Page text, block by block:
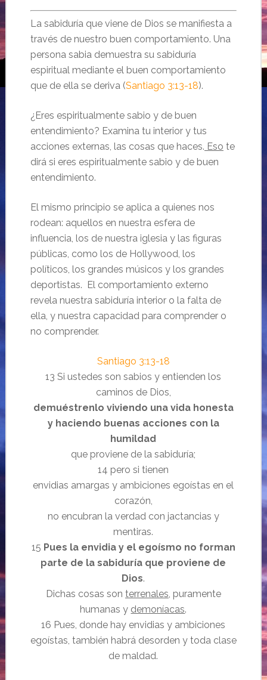
La sabiduría que viene de Dios se manifiesta a
través de nuestro buen comportamiento. Una
persona sabia demuestra su sabiduría
espiritual mediante el buen comportamiento
que de ella se deriva (Santiago 3:13-18).
¿Eres espiritualmente sabio y de buen
entendimiento? Examina tu interior y tus
acciones externas, las cosas que haces. Eso te
dirá si eres espiritualmente sabio y de buen
entendimiento.
El mismo principio se aplica a quienes nos
rodean: aquellos en nuestra esfera de
influencia, los de nuestra iglesia y las figuras
públicas, como los de Hollywood, los
políticos, los grandes músicos y los grandes
deportistas. El comportamiento externo
revela nuestra sabiduría interior o la falta de
ella, y nuestra capacidad para comprender o
no comprender.
Santiago 3:13-18
13 Si ustedes son sabios y entienden los
caminos de Dios,
demuéstrenlo viviendo una vida honesta
y haciendo buenas acciones con la
humildad
que proviene de la sabiduría;
14 pero si tienen
envidias amargas y ambiciones egoístas en el
corazón,
no encubran la verdad con jactancias y
mentiras.
15 Pues la envidia y el egoísmo no forman
parte de la sabiduría que proviene de
Dios.
Dichas cosas son terrenales , puramente
humanas y demoníacas.
16 Pues, donde hay envidias y ambiciones
egoístas, también habrá desorden y toda clase
de maldad.